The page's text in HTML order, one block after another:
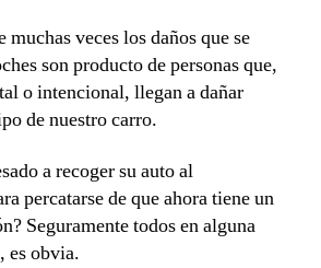
muchas veces los daños que se
son producto de personas que,
o intencional, llegan a dañar
de nuestro carro.
a recoger su auto al
percatarse de que ahora tiene un
Seguramente todos en alguna
es obvia.